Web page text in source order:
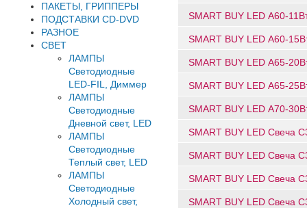
SMART BUY LED А60-
SMART BUY LED А60-
SMART BUY LED А65-
SMART BUY LED А65-
SMART BUY LED А70-
SMART BUY LED Свеча
SMART BUY LED Свеча
SMART BUY LED Свеча
SMART BUY LED Свеча
ПАКЕТЫ, ГРИППЕРЫ
ПОДСТАВКИ CD-DVD
РАЗНОЕ
СВЕТ
ЛАМПЫ
Светодиодные
LED-FIL, Диммер
ЛАМПЫ
Светодиодные
Дневной свет, LED
ЛАМПЫ
Светодиодные
Теплый свет, LED
ЛАМПЫ
Светодиодные
Холодный свет,